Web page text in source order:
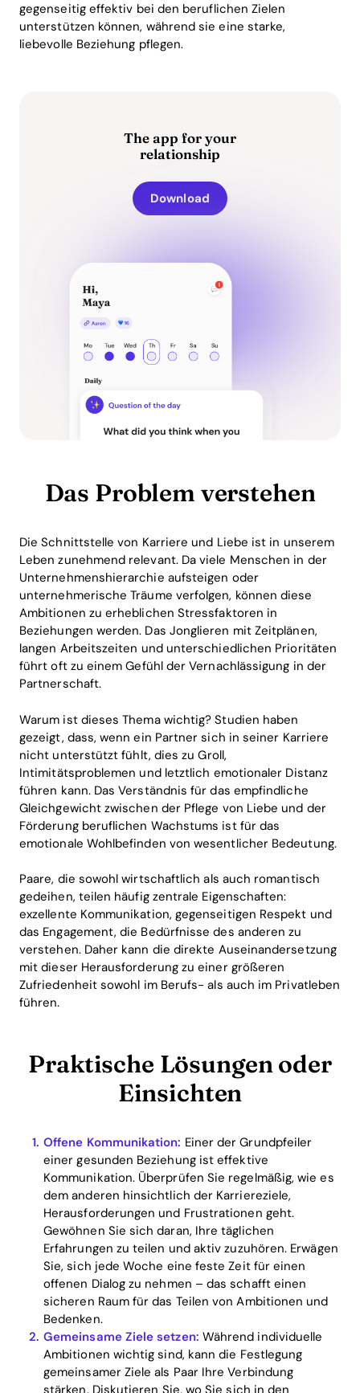
gegenseitig effektiv bei den beruflichen Zielen
unterstützen können, während sie eine starke,
liebevolle Beziehung pflegen.
The app for your
relationship
Download
Das Problem verstehen
Die Schnittstelle von Karriere und Liebe ist in unserem
Leben zunehmend relevant. Da viele Menschen in der
Unternehmenshierarchie aufsteigen oder
unternehmerische Träume verfolgen, können diese
Ambitionen zu erheblichen Stressfaktoren in
Beziehungen werden. Das Jonglieren mit Zeitplänen,
langen Arbeitszeiten und unterschiedlichen Prioritäten
führt oft zu einem Gefühl der Vernachlässigung in der
Partnerschaft.
Warum ist dieses Thema wichtig? Studien haben
gezeigt, dass, wenn ein Partner sich in seiner Karriere
nicht unterstützt fühlt, dies zu Groll,
Intimitätsproblemen und letztlich emotionaler Distanz
führen kann. Das Verständnis für das empfindliche
Gleichgewicht zwischen der Pflege von Liebe und der
Förderung beruflichen Wachstums ist für das
emotionale Wohlbefinden von wesentlicher Bedeutung.
Paare, die sowohl wirtschaftlich als auch romantisch
gedeihen, teilen häufig zentrale Eigenschaften:
exzellente Kommunikation, gegenseitigen Respekt und
das Engagement, die Bedürfnisse des anderen zu
verstehen. Daher kann die direkte Auseinandersetzung
mit dieser Herausforderung zu einer größeren
Zufriedenheit sowohl im Berufs- als auch im Privatleben
führen.
Praktische Lösungen oder
Einsichten
Offene Kommunikation: Einer der Grundpfeiler
einer gesunden Beziehung ist effektive
Kommunikation. Überprüfen Sie regelmäßig, wie es
dem anderen hinsichtlich der Karriereziele,
Herausforderungen und Frustrationen geht.
Gewöhnen Sie sich daran, Ihre täglichen
Erfahrungen zu teilen und aktiv zuzuhören. Erwägen
Sie, sich jede Woche eine feste Zeit für einen
offenen Dialog zu nehmen – das schafft einen
sicheren Raum für das Teilen von Ambitionen und
Bedenken.
Gemeinsame Ziele setzen: Während individuelle
Ambitionen wichtig sind, kann die Festlegung
gemeinsamer Ziele als Paar Ihre Verbindung
stärken. Diskutieren Sie, wo Sie sich in den